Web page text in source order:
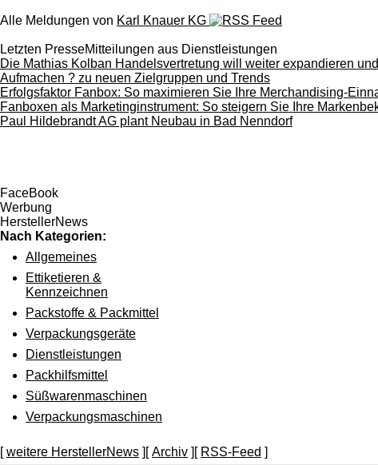
Alle Meldungen von Karl Knauer KG
Letzten PresseMitteilungen aus Dienstleistungen
Die Mathias Kolban Handelsvertretung will weiter expandieren
Aufmachen ? zu neuen Zielgruppen und Trends
Erfolgsfaktor Fanbox: So maximieren Sie Ihre Merchandising-
Fanboxen als Marketinginstrument: So steigern Sie Ihre
Paul Hildebrandt AG plant Neubau in Bad Nenndorf
FaceBook
Werbung
HerstellerNews
Nach Kategorien:
Allgemeines
Ettiketieren &
Kennzeichnen
Packstoffe & Packmittel
Verpackungsgeräte
Dienstleistungen
Packhilfsmittel
Süßwarenmaschinen
Verpackungsmaschinen
[weitere HerstellerNews ][Archiv ][ RSS-Feed ]